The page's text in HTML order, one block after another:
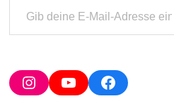
deine
Adresse
ein ...
InstagramYouTubeFacebook